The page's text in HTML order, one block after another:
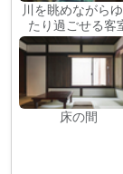
川を眺めながら
たり過ごせる客
床の間